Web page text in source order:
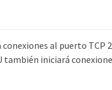
al puerto TCP
iniciará